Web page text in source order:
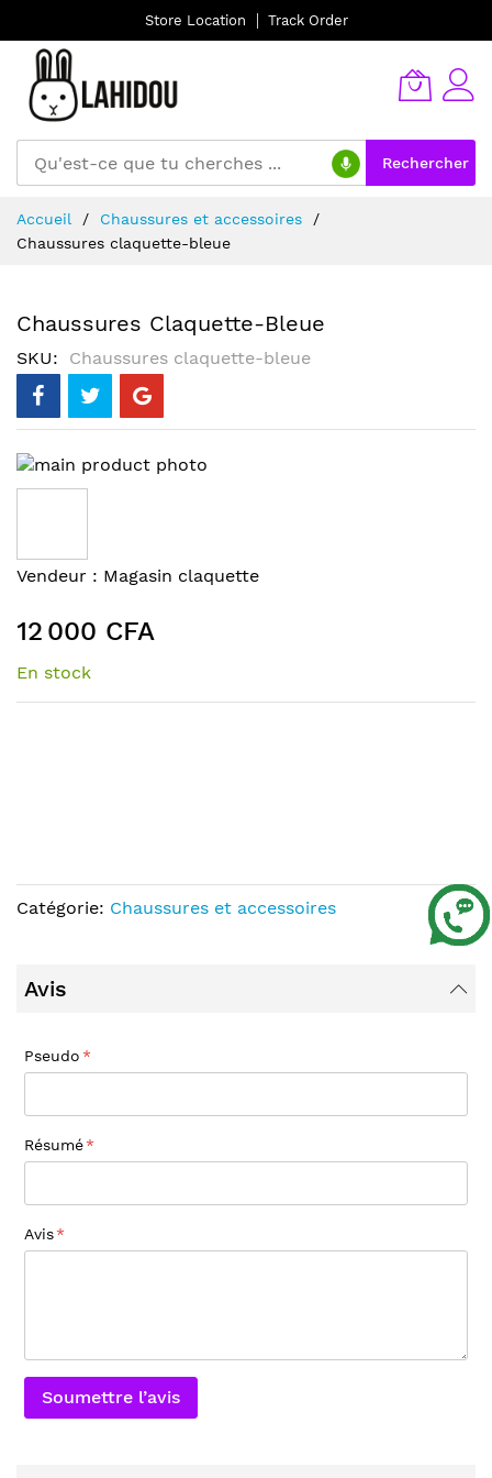
Store Location Track Order
Rechercher
au
contenu
Accueil
Chaussures et accessoires
Chaussures claquette-bleue
Chaussures Claquette-Bleue
SKU Chaussures claquette-bleue
Skip
to
of
the
gallery
Skip
the
beginning
of
Vendeur : Magasin claquette
12 000 CFA
En stock
Catégorie: Chaussures et accessoires
Avis
Pseudo
Résumé
Avis
Soumettre l’avis